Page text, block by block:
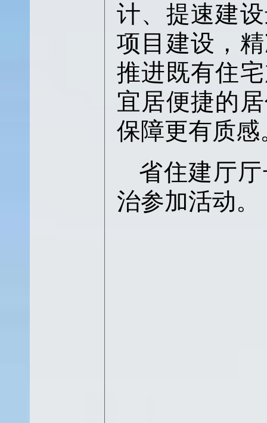
计、提速建
项目建设，
推进既有住
宜居便捷的
保障更有质感
省住建厅
治参加活动。